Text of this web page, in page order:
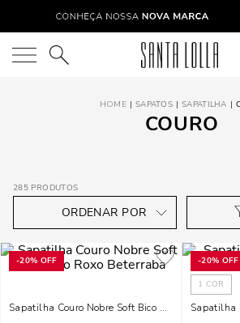
O que você está procurando?
SAPATOS SAPATILHA
COURO
285 PRODUTOS
-20% OFF
Sapatilha Couro Nobre Soft Bico Fino Roxo
-20% OFF
1 COR
Sapatilha